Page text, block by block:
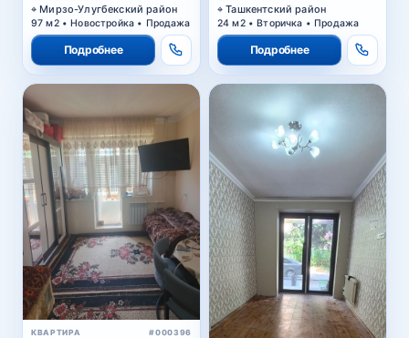
Мирзо-Улугбекский район
97 м2 • Новостройка • Продажа
Подробнее
Ташкентский район
24 м2 • Вторичка • Продажа
Подробнее
КВАРТИРА #000396